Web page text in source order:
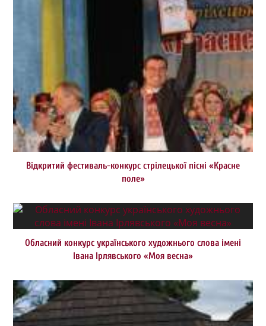
Відкритий фестиваль-конкурс стрілецької пісні «Красне
поле»
Обласний конкурс українського художнього слова імені
Івана Ірлявського «Моя весна»